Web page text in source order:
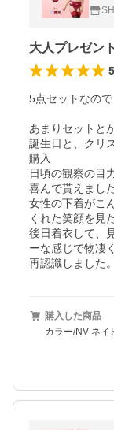
大人プレゼ
5
5点セットなの
あまりセットと
誕生日と、クリ
購入
日頃の観察の目
喜んで貰えました
女性の下着がこ
くれた笑顔を見
後日着衣して、
ーな感じで物凄
再認識しました。
購入した商品
カラー/NV-ネイ